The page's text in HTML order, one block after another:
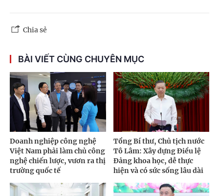
Chia sẻ
BÀI VIẾT CÙNG CHUYÊN MỤC
Doanh nghiệp công nghệ
Việt Nam phải làm chủ công
nghệ chiến lược, vươn ra thị
trường quốc tế
Tổng Bí thư, Chủ tịch nước
Tô Lâm: Xây dựng Điều lệ
Đảng khoa học, dễ thực
hiện và có sức sống lâu dài